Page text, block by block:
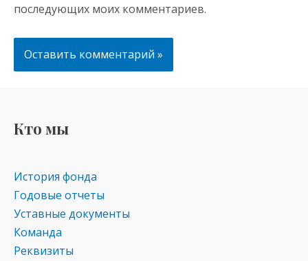
последующих моих комментариев.
Кто мы
История фонда
Годовые отчеты
Уставные документы
Команда
Реквизиты